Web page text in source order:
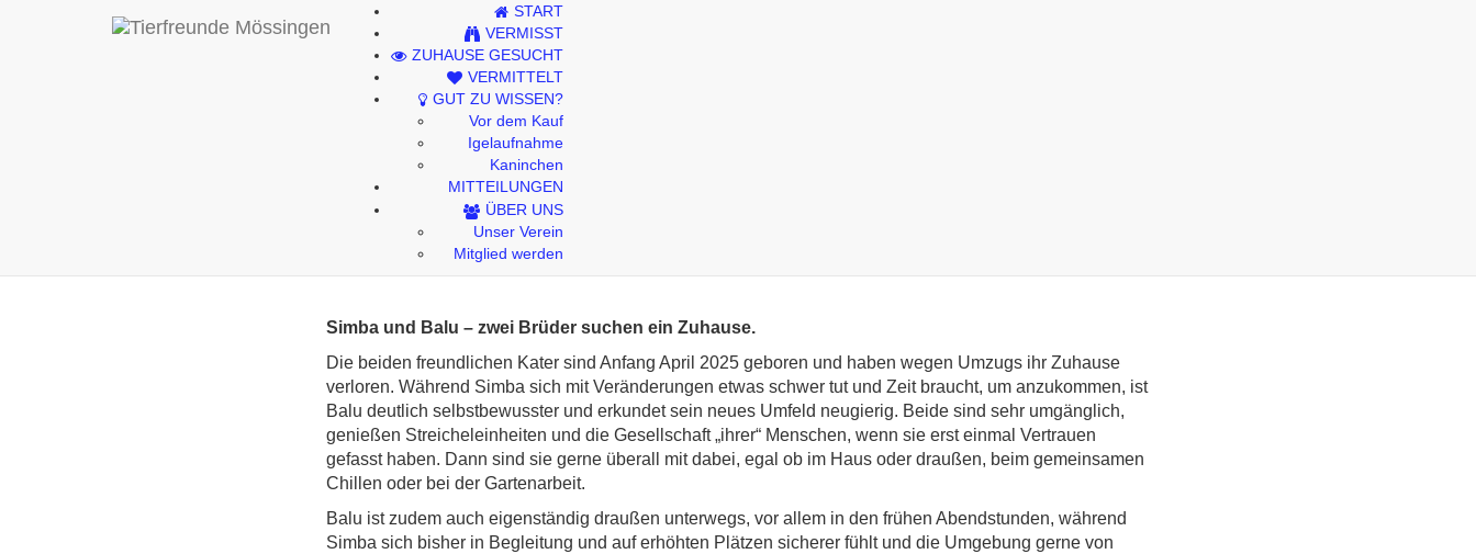
Kontakt
START
VERMISST
ZUHAUSE GESUCHT
VERMITTELT
GUT ZU WISSEN?
Vor dem Kauf
Igelaufnahme
Kaninchen
MITTEILUNGEN
ÜBER UNS
Unser Verein
Mitglied werden
Simba und Balu – Privatvermittlung
Simba und Balu – zwei Brüder suchen ein Zuhause.
Die beiden freundlichen Kater sind Anfang April 2025 geboren und haben wegen Umzugs ihr Zuhause
verloren. Während Simba sich mit Veränderungen etwas schwer tut und Zeit braucht, um anzukommen, ist
Balu deutlich selbstbewusster und erkundet sein neues Umfeld neugierig. Beide sind sehr umgänglich,
genießen Streicheleinheiten und die Gesellschaft „ihrer“ Menschen, wenn sie erst einmal Vertrauen
gefasst haben. Dann sind sie gerne überall mit dabei, egal ob im Haus oder draußen, beim gemeinsamen
Chillen oder bei der Gartenarbeit.
Balu ist zudem auch eigenständig draußen unterwegs, vor allem in den frühen Abendstunden, während
Simba sich bisher in Begleitung und auf erhöhten Plätzen sicherer fühlt und die Umgebung gerne von